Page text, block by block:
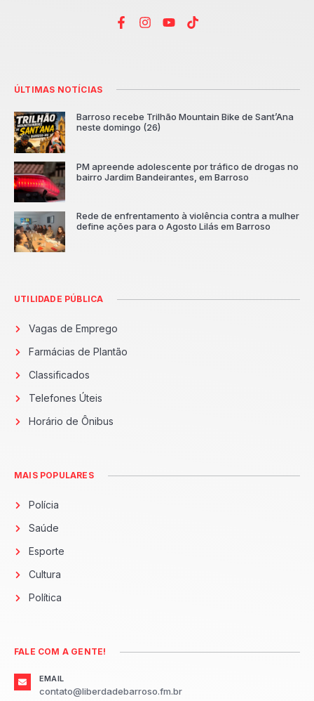
ÚLTIMAS NOTÍCIAS
Barroso recebe Trilhão Mountain Bike de Sant’Ana
neste domingo (26)
PM apreende adolescente por tráfico de drogas no
bairro Jardim Bandeirantes, em Barroso
Rede de enfrentamento à violência contra a mulher
define ações para o Agosto Lilás em Barroso
UTILIDADE PÚBLICA
Vagas de Emprego
Farmácias de Plantão
Classificados
Telefones Úteis
Horário de Ônibus
MAIS POPULARES
Polícia
Saúde
Esporte
Cultura
Política
FALE COM A GENTE!
EMAIL
contato@liberdadebarroso.fm.br